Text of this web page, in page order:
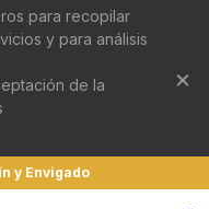
para recopilar
y para análisis
de la
×
y Envigado